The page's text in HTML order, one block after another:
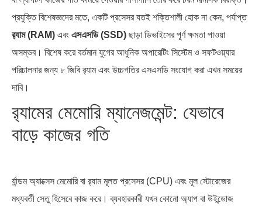
বিশেষ ইন-ডেপ্থ রিপোর্ট: ক্রীড়া উৎসবে…
জিপিএ-৫-এর বন্যা, প্রকৌশলীদের
বিসিএস-প্রেম এবং…
ভারত মহাসাগরের অশ্রু: শ্রীলঙ্কার ২৬… ক্রূরতা ও ধ্বংসের মহাকাব্য: পৃথিবীর…
প্রযুক্তি বিশেষজ্ঞদের মতে, একটি প্রসেসর যতই শক্তিশালী হোক না কেন, পর্যাপ্ত
র‍্যাম (RAM) এবং এসএসডি (SSD) ছাড়া ডিভাইসের পূর্ণ ক্ষমতা পাওয়া
অসম্ভব। বিশেষ করে বর্তমান যুগের আধুনিক অপারেটিং সিস্টেম ও সফটওয়্যার
পরিচালনার জন্য ৮ জিবি র‍্যাম এবং উচ্চগতির এসএসডি সংযোগ করা এখন সময়ের
দাবি।
র‍্যামের মেমোরি ম্যানেজমেন্ট: যেভাবে
বাড়ে কাজের গতি
র্যান্ডম অ্যাক্সেস মেমোরি বা র‍্যাম মূলত প্রসেসর (CPU) এবং মূল স্টোরেজের
মধ্যবর্তী সেতু হিসেবে কাজ করে। ব্যবহারকারী যখন কোনো অ্যাপ বা উইন্ডোজ